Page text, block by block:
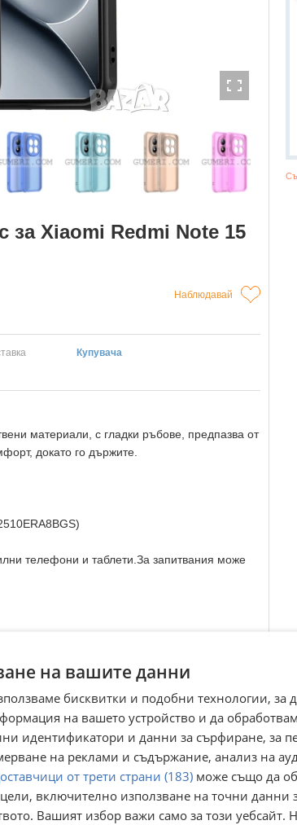
за Xiaomi Redmi Note 15
Наблюдавай
Купувача
материали, с гладки ръбове, предпазва от
докато го държите.
телефони и таблети.За запитвания може
на вашите данни
бисквитки и подобни технологии, за
на вашето устройство и да
идентификатори и данни за сърфиране, за
на реклами и съдържание, анализ на
от трети страни (183) може също да
включително използване на точни данни
Вашият избор важи само за този уебсайт.